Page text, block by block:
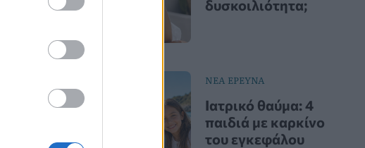
δυσκοιλιότητα;
ΝΕΑ ΕΡΕΥΝΑ
Ιατρικό θαύμα: 4
παιδιά με καρκίνο
του εγκεφάλου